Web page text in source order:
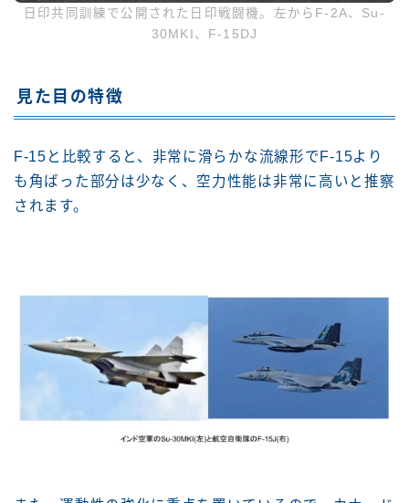
日印共同訓練で公開された日印戦闘機。左からF-2A、Su-
30MKI、F-15DJ
見た目の特徴
F-15と比較すると、非常に滑らかな流線形でF-15より
も角ばった部分は少なく、空力性能は非常に高いと推察
されます。